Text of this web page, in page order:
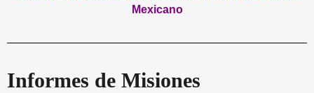
Mexicano
Informes de Misiones